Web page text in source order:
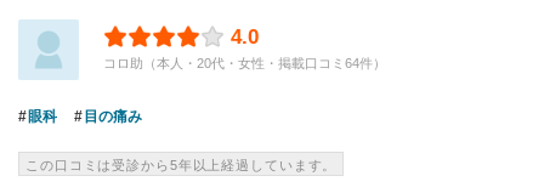
4.0
コロ助（本人・20代・女性・掲載口コミ64件）
眼科 目の痛み
この口コミは受診から5年以上経過しています。